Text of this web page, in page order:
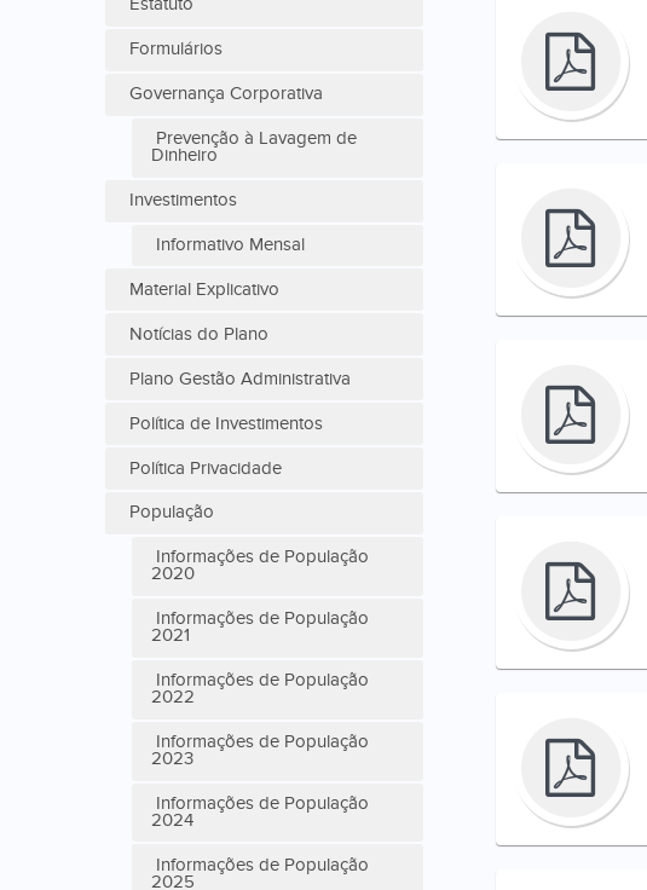
Estatuto
Formulários
Governança Corporativa
Prevenção à Lavagem de
Dinheiro
Investimentos
Informativo Mensal
Material Explicativo
Notícias do Plano
Plano Gestão Administrativa
Política de Investimentos
Política Privacidade
População
Informações de População
2020
Informações de População
2021
Informações de População
2022
Informações de População
2023
Informações de População
2024
Informações de População
2025